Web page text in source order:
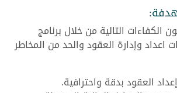
التالية من خلال برنامج
اعداد وإدارة العقود والحد من المخاطر
العقود بدقة واحترافية.